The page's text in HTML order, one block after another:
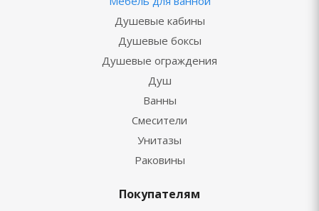
Душевые кабины
Душевые боксы
Душевые ограждения
Душ
Ванны
Смесители
Унитазы
Раковины
Покупателям